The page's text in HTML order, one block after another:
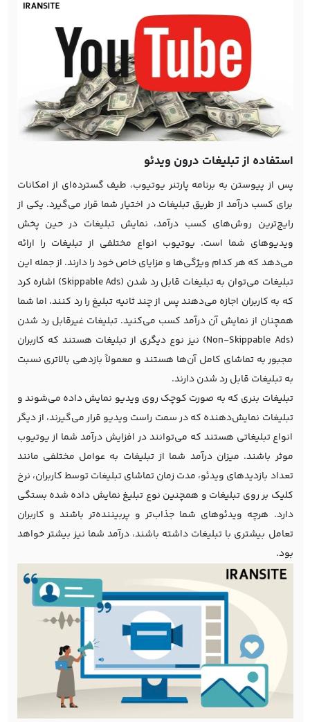
استفاده از تبلیغات درون ویدئو
پس از پیوستن به برنامه پارتنر یوتیوب، طیف گسترده‌ای از امکانات
برای کسب درآمد از طریق تبلیغات در اختیار شما قرار می‌گیرد. یکی از
رایج‌ترین روش‌های کسب درآمد، نمایش تبلیغات در حین پخش
ویدیوهای شما است. یوتیوب انواع مختلفی از تبلیغات را ارائه
می‌دهد که هر کدام ویژگی‌ها و مزایای خاص خود را دارند. از جمله این
تبلیغات می‌توان به تبلیغات قابل رد شدن (Skippable Ads) اشاره کرد
که به کاربران اجازه می‌دهند پس از چند ثانیه تبلیغ را رد کنند، اما شما
همچنان از نمایش آن درآمد کسب می‌کنید. تبلیغات غیرقابل رد شدن
(Non-Skippable Ads) نیز نوع دیگری از تبلیغات هستند که کاربران
مجبور به تماشای کامل آن‌ها هستند و معمولاً بازدهی بالاتری نسبت
به تبلیغات قابل رد شدن دارند.
تبلیغات بنری که به صورت کوچک روی ویدیو نمایش داده می‌شوند و
تبلیغات نمایش‌دهنده که در سمت راست ویدیو قرار می‌گیرند، از دیگر
انواع تبلیغاتی هستند که می‌توانند در افزایش درآمد شما از یوتیوب
موثر باشند. میزان درآمد شما از تبلیغات به عوامل مختلفی مانند
تعداد بازدیدهای ویدئو، مدت زمان تماشای تبلیغات توسط کاربران، نرخ
کلیک بر روی تبلیغات و همچنین نوع تبلیغ نمایش داده شده بستگی
دارد. هرچه ویدئوهای شما جذاب‌تر و پربیننده‌تر باشند و کاربران
تعامل بیشتری با تبلیغات داشته باشند، درآمد شما نیز بیشتر خواهد
بود.